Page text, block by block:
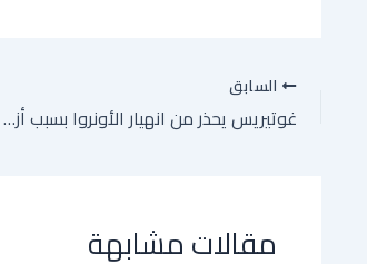
السابق
غوتيريس يحذر من انهيار الأونروا بسبب أزمة التمويل ونفاد السيولة
مقالات مشابهة